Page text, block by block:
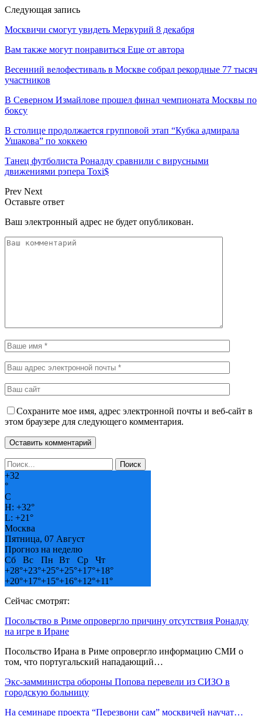
Следующая запись
Москвичи смогут увидеть Меркурий 8 декабря
Вам также могут понравиться Еще от автора
Весенний велофестиваль в Москве собрал рекордные 77 тысяч
участников
В Северном Измайлове прошел финал чемпионата Москвы по
боксу
В столице продолжается групповой этап “Кубка адмирала
Ушакова” по хоккею
Танец футболиста Роналду сравнили с вирусными
движениями рэпера Toxi$
Prev Next
Оставьте ответ
Ваш электронный адрес не будет опубликован.
Сохраните мое имя, адрес электронной почты и веб-сайт в
этом браузере для следующего комментария.
+32
°
C
H: +32°
L: +21°
Москва
Пятница, 07 Август
Прогноз на неделю
Сб
Вс Пн Вт Ср
Чт
+28°+23°+25°+25°+17°+18°
+20°+17°+15°+16°+12°+11°
Сейчас смотрят:
Посольство в Риме опровергло причину отсутствия Роналду
на игре в Иране
Посольство Ирана в Риме опровергло информацию СМИ о
том, что португальский нападающий…
Экс-замминистра обороны Попова перевели из СИЗО в
городскую больницу
На семинаре проекта “Перезвони сам” москвичей научат…